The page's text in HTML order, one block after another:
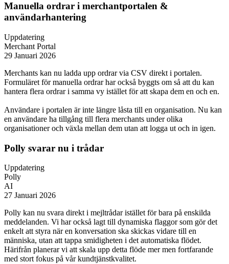
Manuella ordrar i merchantportalen &
användarhantering
Uppdatering
Merchant Portal
29 Januari 2026
Merchants kan nu ladda upp ordrar via CSV direkt i portalen.
Formuläret för manuella ordrar har också byggts om så att du kan
hantera flera ordrar i samma vy istället för att skapa dem en och en.
Användare i portalen är inte längre låsta till en organisation. Nu kan
en användare ha tillgång till flera merchants under olika
organisationer och växla mellan dem utan att logga ut och in igen.
Polly svarar nu i trådar
Uppdatering
Polly
AI
27 Januari 2026
Polly kan nu svara direkt i mejltrådar istället för bara på enskilda
meddelanden. Vi har också lagt till dynamiska flaggor som gör det
enkelt att styra när en konversation ska skickas vidare till en
människa, utan att tappa smidigheten i det automatiska flödet.
Härifrån planerar vi att skala upp detta flöde mer men fortfarande
med stort fokus på vår kundtjänstkvalitet.